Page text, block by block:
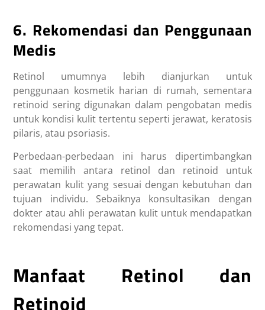
6. Rekomendasi dan Penggunaan
Medis
Retinol umumnya lebih dianjurkan untuk
penggunaan kosmetik harian di rumah, sementara
retinoid sering digunakan dalam pengobatan medis
untuk kondisi kulit tertentu seperti jerawat, keratosis
pilaris, atau psoriasis.
Perbedaan-perbedaan ini harus dipertimbangkan
saat memilih antara retinol dan retinoid untuk
perawatan kulit yang sesuai dengan kebutuhan dan
tujuan individu. Sebaiknya konsultasikan dengan
dokter atau ahli perawatan kulit untuk mendapatkan
rekomendasi yang tepat.
Manfaat Retinol dan
Retinoid